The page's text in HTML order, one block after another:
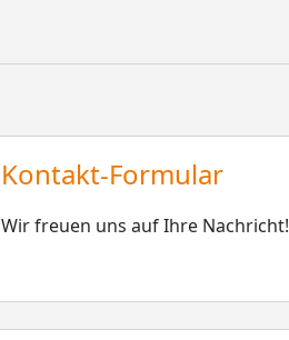
Kontakt-Formular
Wir freuen uns auf Ihre Nachricht!